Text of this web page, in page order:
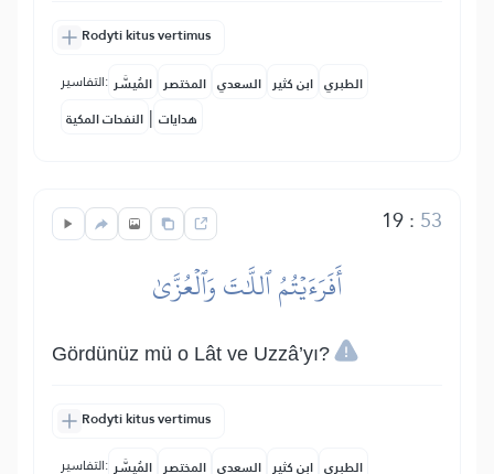
Rodyti kitus vertimus
التفاسير: المُيسَّر المختصر السعدي ابن كثير الطبري
النفحات المكية | هدايات
19: 53
أَفَرَءَيۡتُمُ ٱللَّٰتَ وَٱلۡعُزَّىٰ
Gördünüz mü o Lât ve Uzzâ’yı?
Rodyti kitus vertimus
التفاسير: المُيسَّر المختصر السعدي ابن كثير الطبري